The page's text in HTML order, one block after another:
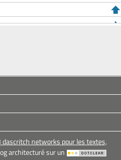
networks pour les textes,
architecturé sur un